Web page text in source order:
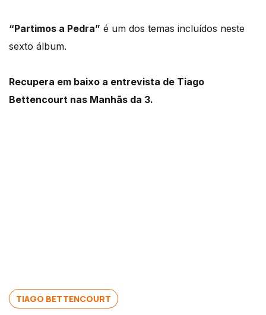
“Partimos a Pedra” é um dos temas incluídos neste
sexto álbum.
Recupera em baixo a entrevista de Tiago
Bettencourt nas Manhãs da 3.
TIAGO BETTENCOURT